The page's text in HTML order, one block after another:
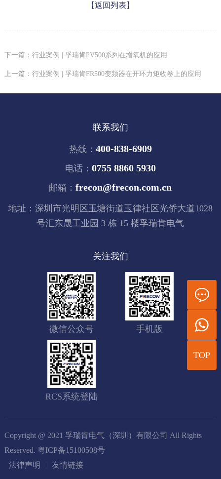
【返回列表】
下一篇：行业案例 | 孚瑞肯PV500系列在增氧机的应用
上一篇：行业案例 | 孚瑞肯FR500变频器在开环力矩收卷上的应用
联系我们
热线： 400-838-6909
电话： 0755 8860 5930
邮箱：frecon@frecon.com.cn
地址：深圳市光明区玉塘街道玉律社区光侨大道1028
号汇东晟工业园 3 栋 15 楼孚瑞肯电气
关注我们
微信公众号 手机版
RCS系统登陆
Copyright @ 2021 孚瑞肯电气（深圳）有限公司 All Rights
Reserved. 粤ICP备15100508号
法律声明
友情链接
TOP